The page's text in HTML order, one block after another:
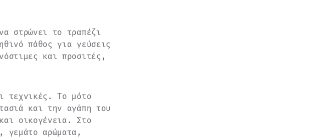
στρώνει το τραπέζι
πάθος για γεύσεις
και προσιτές,
τεχνικές. Το μότο
και την αγάπη του
οικογένεια. Στο
γεμάτο αρώματα,